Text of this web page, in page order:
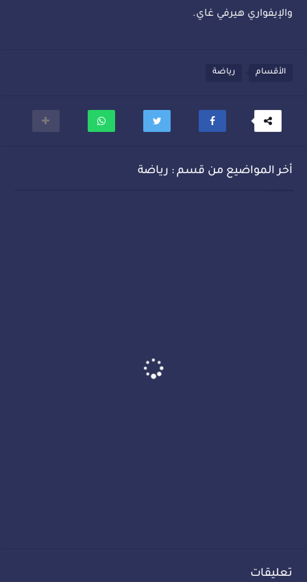
والإيفواري هيرفي غاي.
الأقسام رياضة
أخر المواضيع من قسم : رياضة
تعليقات